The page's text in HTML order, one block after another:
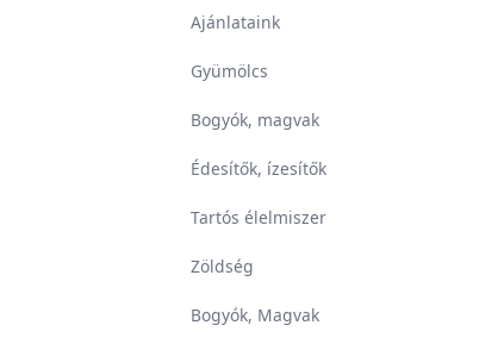
Ajánlataink
Gyümölcs
Bogyók, magvak
Édesítők, ízesítők
Tartós élelmiszer
Zöldség
Bogyók, Magvak